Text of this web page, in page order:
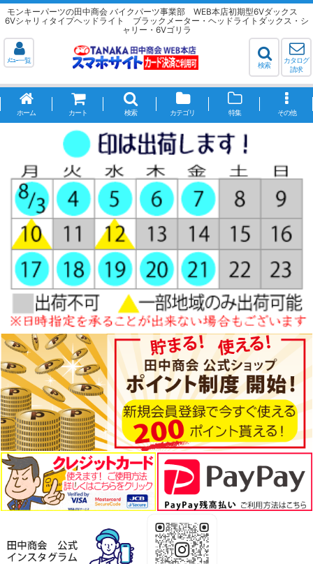
モンキーパーツの田中商会 バイクパーツ事業部 WEB本店初期型6Vダックス
6Vシャリィタイプヘッドライト ブラックメーター・ヘッドライトダックス・シ
ャリー・6Vゴリラ
ﾒﾆｭｰ一覧
検索
カタログ
請求
ホーム カート 検索 カテゴリ 特集 その他